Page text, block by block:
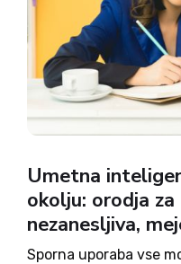
Umetna
okolju: orodja za
nezanesljiva,
Sporna uporaba vse